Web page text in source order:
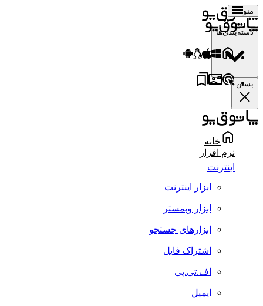
منو
دسته‌بندی‌ها
بستن
خانه
نرم افزار
اینترنت
ابزار اینترنت
ابزار وبمستر
ابزارهای جستجو
اشتراک فایل
اف.تی.پی
ایمیل